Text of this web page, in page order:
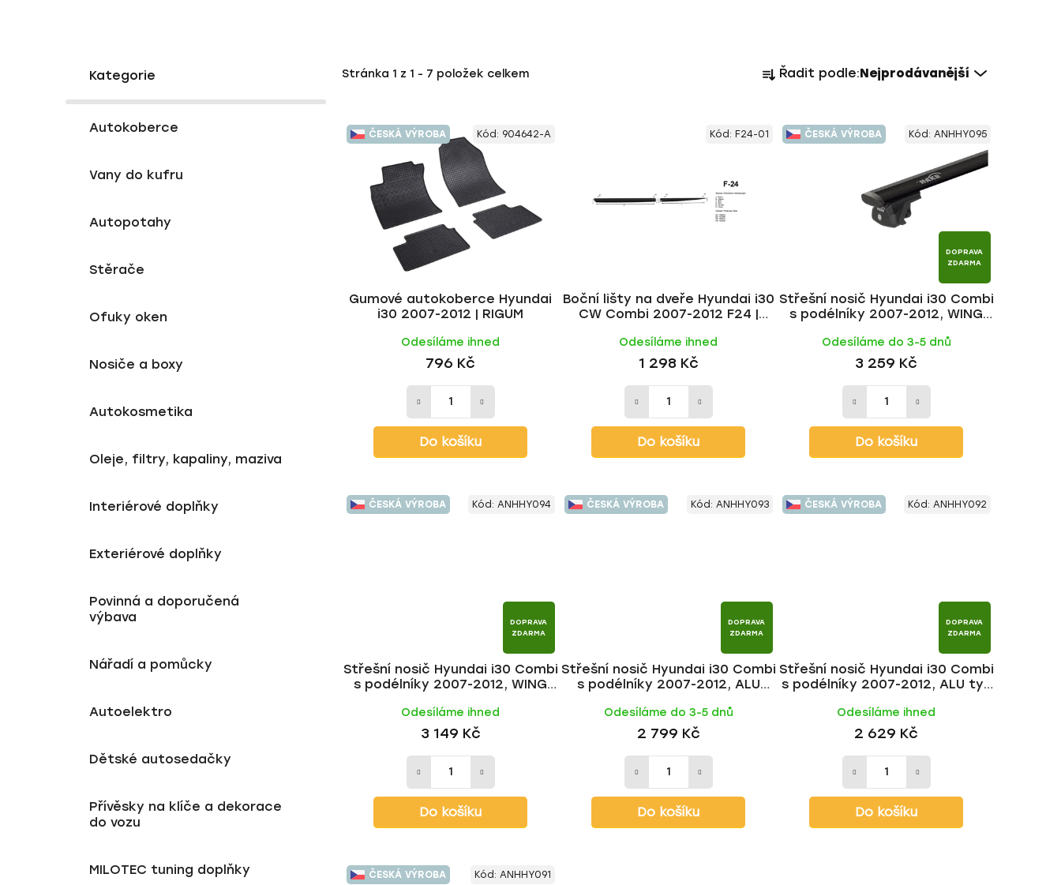
s
kategorie
t
Autokoberce
Vany do kufru
Autopotahy
Stěrače
Ofuky oken
Nosiče a boxy
Autokosmetika
Oleje, filtry, kapaliny, maziva
Interiérové doplňky
Exteriérové doplňky
Povinná a doporučená
výbava
Nářadí a pomůcky
Autoelektro
Dětské autosedačky
Přívěsky na klíče a dekorace
do vozu
MILOTEC tuning doplňky
Stránka 1 z 1 - 7 položek celkem
a
n
t
Řadit podle:Nejprodávanější
V
ý
u
ČESKÁ VÝROBA
Gumové autokoberce Hyundai
i30 2007-2012 | RIGUM
Odesíláme ihned
796 Kč
Do košíku
Kód: 904642-A
Boční lišty na dveře Hyundai i30
CW Combi 2007-2012 F24 |
Odesíláme ihned
1 298 Kč
Do košíku
Kód: F24-01 ČESKÁ VÝROBA
DOPRAVA
ZDARMA
Střešní nosič Hyundai i30 Combi
s podélníky 2007-2012, WING
Odesíláme do 3-5 dnů
3 259 Kč
Do košíku
Kód: ANHHY095
ČESKÁ VÝROBA
DOPRAVA
ZDARMA
Střešní nosič Hyundai i30 Combi
s podélníky 2007-2012, WING
Odesíláme ihned
3 149 Kč
Do košíku
Kód: ANHHY094 ČESKÁ VÝROBA
DOPRAVA
ZDARMA
Střešní nosič Hyundai i30 Combi
s podélníky 2007-2012, ALU
Odesíláme do 3-5 dnů
2 799 Kč
Do košíku
Kód: ANHHY093 ČESKÁ VÝROBA
DOPRAVA
ZDARMA
Střešní nosič Hyundai i30 Combi
s podélníky 2007-2012, ALU tyč
Odesíláme ihned
2 629 Kč
Do košíku
Kód: ANHHY092
ČESKÁ VÝROBA Kód: ANHHY091